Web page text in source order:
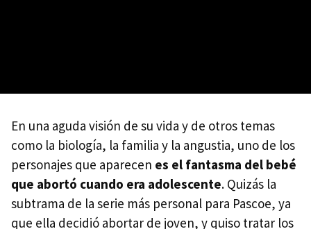
En una aguda visión de su vida y de otros temas
como la biología, la familia y la angustia, uno de los
personajes que aparecen es el fantasma del bebé
que abortó cuando era adolescente. Quizás la
subtrama de la serie más personal para Pascoe, ya
que ella decidió abortar de joven, y quiso tratar los